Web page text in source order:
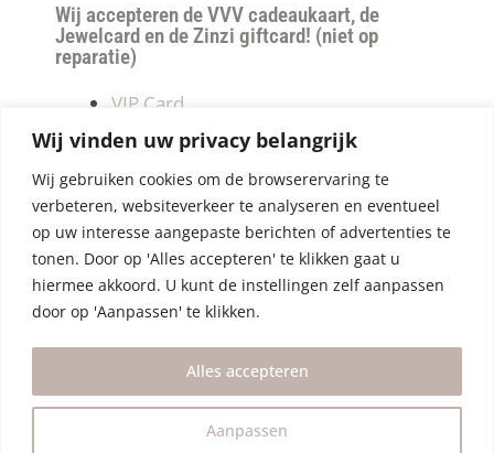
Wij vinden uw privacy belangrijk
Wij gebruiken cookies om de browserervaring te
verbeteren, websiteverkeer te analyseren en eventueel
op uw interesse aangepaste berichten of advertenties te
tonen. Door op 'Alles accepteren' te klikken gaat u
hiermee akkoord. U kunt de instellingen zelf aanpassen
door op 'Aanpassen' te klikken.
Aanpassen
Alles accepteren
Wij accepteren de VVV cadeaukaart, de
Jewelcard en de Zinzi giftcard! (niet op
reparatie)
VIP Card
Retourneren
Betalen & verzendkosten
Privacy Policy
Algemene Voorwaarden